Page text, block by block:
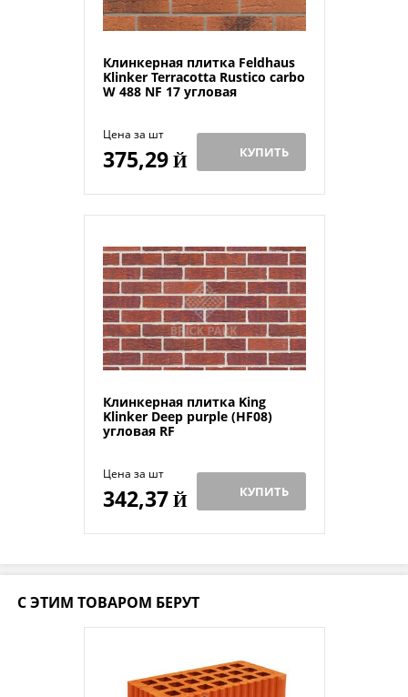
Клинкерная плитка Feldhaus
Klinker Terracotta Rustico carbo
W 488 NF 17 угловая
Цена за шт
375,29Й КУПИТЬ
Клинкерная плитка King
Klinker Deep purple (HF08)
угловая RF
Цена за шт
342,37Й КУПИТЬ
С ЭТИМ ТОВАРОМ БЕРУТ